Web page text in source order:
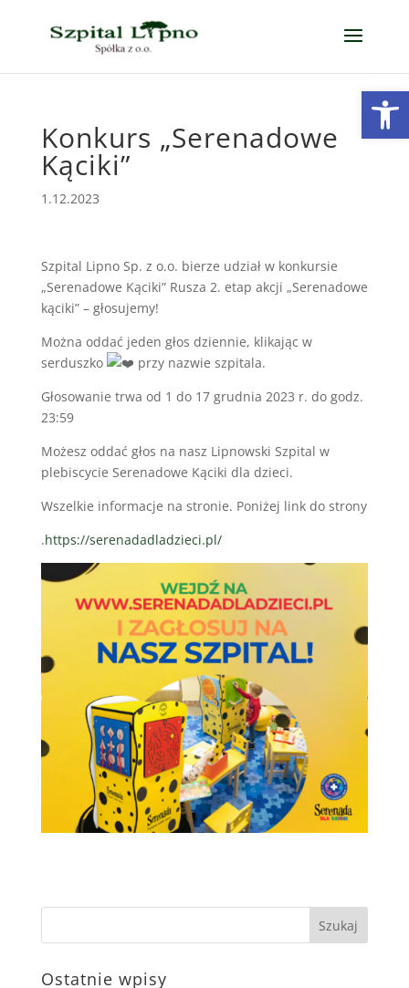
Konkurs „Serenadowe
Kąciki”
1.12.2023
Szpital Lipno Sp. z o.o. bierze udział w konkursie
„Serenadowe Kąciki” Rusza 2. etap akcji „Serenadowe
kąciki” – głosujemy!
Można oddać jeden głos dziennie, klikając w
serduszko
przy nazwie szpitala.
Głosowanie trwa od 1 do 17 grudnia 2023 r. do godz.
23:59
Możesz oddać głos na nasz Lipnowski Szpital w
plebiscycie Serenadowe Kąciki dla dzieci.
Wszelkie informacje na stronie. Poniżej link do strony
.https://serenadadladzieci.pl/
Ostatnie wpisy